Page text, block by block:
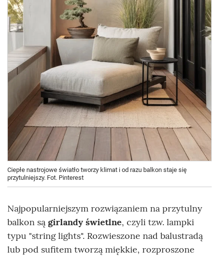
Ciepłe nastrojowe światło tworzy klimat i od razu balkon staje się
przytulniejszy. Fot. Pinterest
Najpopularniejszym rozwiązaniem na przytulny
balkon są girlandy świetlne, czyli tzw. lampki
typu "string lights". Rozwieszone nad balustradą
lub pod sufitem tworzą miękkie, rozproszone